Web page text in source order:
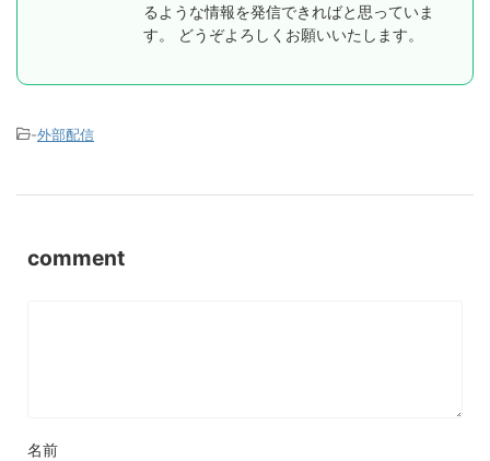
るような情報を発信できればと思っていま
す。 どうぞよろしくお願いいたします。
-外部配信
comment
名前